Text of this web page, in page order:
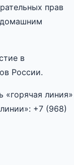
прав
в
России.
«горячая линия»
+7 (968)